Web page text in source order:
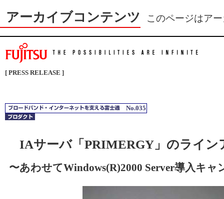
アーカイブコンテンツ このページはア
[ PRESS RELEASE ]
No.035
IAサーバ「PRIMERGY」のライン
〜あわせてWindows(R)2000 Server導入キャ